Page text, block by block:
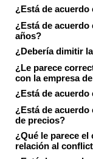
¿Está de
¿Está de
años?
¿Debería dimitir
¿Le parece
con la empresa
¿Está de
¿Está de
de precios?
¿Qué le parece
relación al